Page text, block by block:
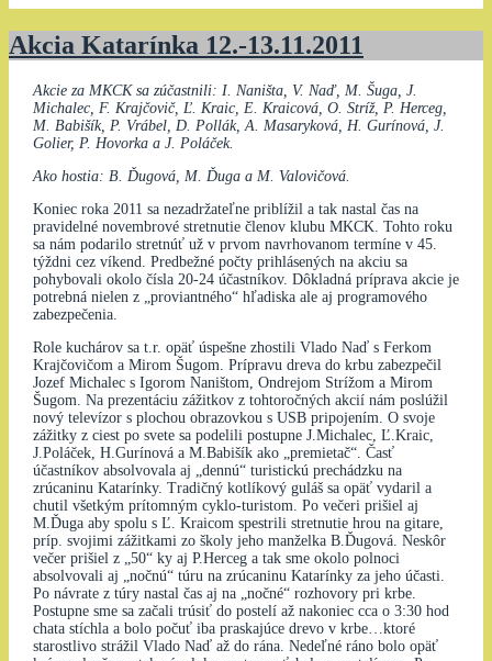
Akcia Katarínka 12.-13.11.2011
Akcie za MKCK sa zúčastnili: I. Naništa, V. Naď, M. Šuga, J.
Michalec, F. Krajčovič, Ľ. Kraic, E. Kraicová, O. Stríž, P. Herceg,
M. Babišík, P. Vrábel, D. Pollák, A. Masaryková, H. Gurínová, J.
Golier, P. Hovorka a J. Poláček.
Ako hostia: B. Ďugová, M. Ďuga a M. Valovičová.
Koniec roka 2011 sa nezadržateľne priblížil a tak nastal čas na
pravidelné novembrové stretnutie členov klubu MKCK. Tohto roku
sa nám podarilo stretnúť už v prvom navrhovanom termíne v 45.
týždni cez víkend. Predbežné počty prihlásených na akciu sa
pohybovali okolo čísla 20-24 účastníkov. Dôkladná príprava akcie je
potrebná nielen z „proviantného“ hľadiska ale aj programového
zabezpečenia.
Role kuchárov sa t.r. opäť úspešne zhostili Vlado Naď s Ferkom
Krajčovičom a Mirom Šugom. Prípravu dreva do krbu zabezpečil
Jozef Michalec s Igorom Naništom, Ondrejom Strížom a Mirom
Šugom. Na prezentáciu zážitkov z tohtoročných akcií nám poslúžil
nový televízor s plochou obrazovkou s USB pripojením. O svoje
zážitky z ciest po svete sa podelili postupne J.Michalec, Ľ.Kraic,
J.Poláček, H.Gurínová a M.Babišík ako „premietač“. Časť
účastníkov absolvovala aj „dennú“ turistickú prechádzku na
zrúcaninu Katarínky. Tradičný kotlíkový guláš sa opäť vydaril a
chutil všetkým prítomným cyklo-turistom. Po večeri prišiel aj
M.Ďuga aby spolu s Ľ. Kraicom spestrili stretnutie hrou na gitare,
príp. svojimi zážitkami zo školy jeho manželka B.Ďugová. Neskôr
večer prišiel z „50“ ky aj P.Herceg a tak sme okolo polnoci
absolvovali aj „nočnú“ túru na zrúcaninu Katarínky za jeho účasti.
Po návrate z túry nastal čas aj na „nočné“ rozhovory pri krbe.
Postupne sme sa začali trúsiť do postelí až nakoniec cca o 3:30 hod
chata stíchla a bolo počuť iba praskajúce drevo v krbe…ktoré
starostlivo strážil Vlado Naď až do rána. Nedeľné ráno bolo opäť